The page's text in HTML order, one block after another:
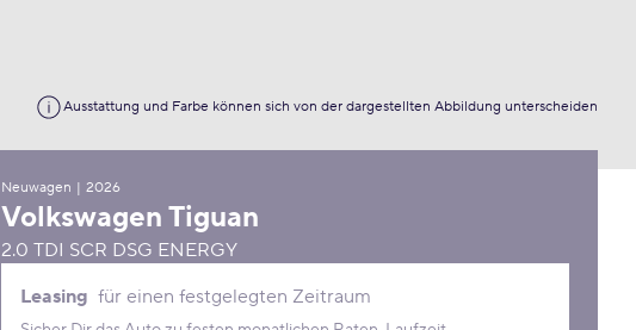
Ausstattung und Farbe können sich von der dargestellten Abbildung unterscheiden
Neuwagen | 2026
VolkswagenTiguan
2.0 TDI SCR DSG ENERGY
Leasing Konditionen
Leasing für einen festgelegten Zeitraum